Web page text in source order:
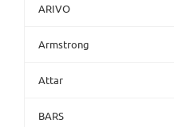
ARIVO
Armstrong
Attar
BARS